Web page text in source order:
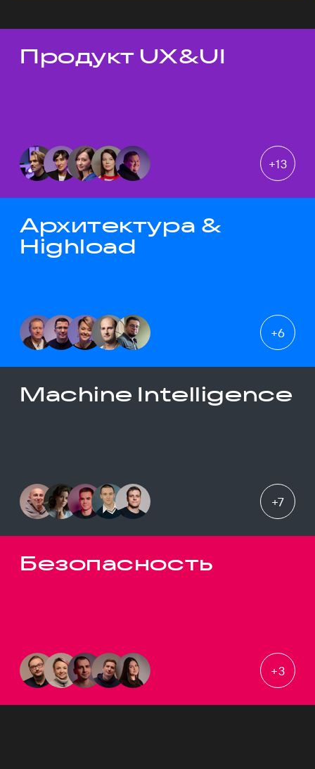
Темы докладов
Продукт UX&UI
+13
Архитектура &
Highload
+6
Machine Intelligence
+7
Безопасность
+3